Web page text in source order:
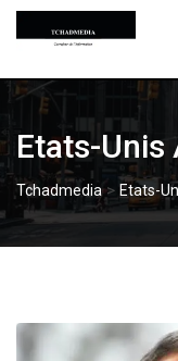
Skip
Etats-Unis
Tchadmedia> Etats-